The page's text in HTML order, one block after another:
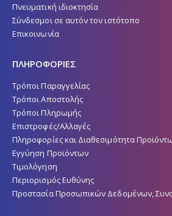
Πνευματική ιδιοκτησία
Σύνδεσμοι σε αυτόν τον ιστότοπο
Επικοινωνία
ΠΛΗΡΟΦΟΡΙΕΣ
Τρόποι Παραγγελίας
Τρόποι Αποστολής
Τρόποι Πληρωμής
Επιστροφές/Αλλαγές
Πληροφορίες και Διαθεσιμότητα
Εγγύηση Προϊόντων
Τιμολόγηση
Περιορισμός Ευθύνης
Προστασία Προσωπικών Δεδομένων,